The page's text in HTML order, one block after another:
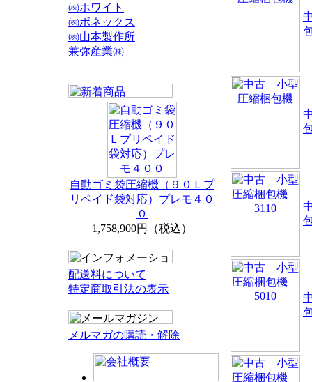
㈱ホワイト
㈱ボネックス
㈱山本製作所
兼弥産業㈱
自動ゴミ袋圧縮機（９０Ｌプ
リペイド袋対応）プレモ４０
０
1,758,900円（税込）
配送料について
特定商取引法の表示
メルマガの購読・解除